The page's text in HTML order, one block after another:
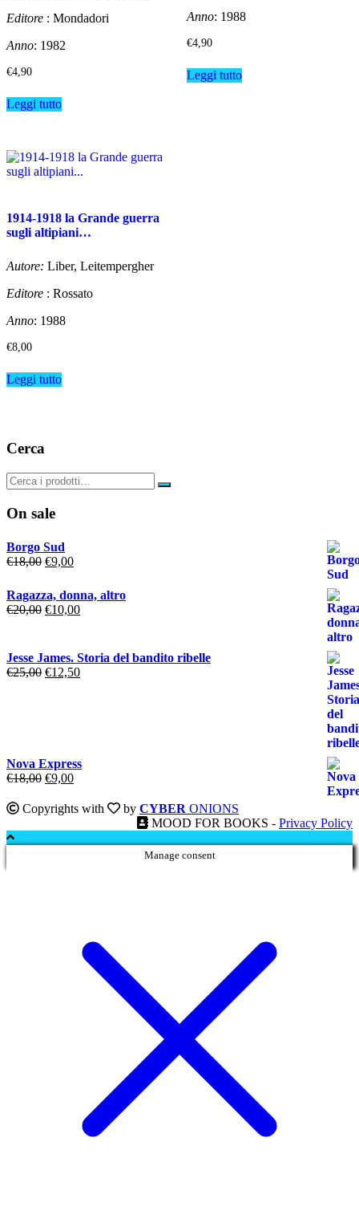
Editore : Mondadori
Anno: 1982
€4,90
Leggi tutto
Anno: 1988
€4,90
Leggi tutto
1914-1918 la Grande guerra
sugli altipiani…
Autore: Liber, Leitempergher
Editore : Rossato
Anno: 1988
€8,00
Leggi tutto
Cerca
On sale
Borgo Sud
€18,00 Il
originale
era:
€18,00.
€9,00Il
attuale
è:
€9,00.
Ragazza, donna, altro
€20,00 Il
era:
€20,00.
€10,00Il
è:
€10,00.
Jesse James. Storia del bandito ribelle
€25,00 Il
€12,50Il
Nova Express
€18,00 Il
originale
€18,00.
€9,00Il
attuale
€9,00.
Copyrights with by CYBER ONIONS
MOOD FOR BOOKS - Privacy Policy
Manage consent